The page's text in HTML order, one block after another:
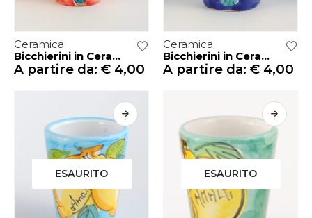
Ceramica
Bicchierini in Ceramica Vietri – ROSSO
A partire da: € 4,00
Ceramica
Bicchierini in Ceramica Vietri – BLU
A partire da: € 4,00
ESAURITO ESAURITO